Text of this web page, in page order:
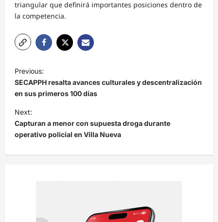
triangular que definirá importantes posiciones dentro de
la competencia.
N
a
v
e
g
a
c
Previous:
SECAPPH resalta avances culturales y descentralización
en sus primeros 100 días
Next:
Capturan a menor con supuesta droga durante
operativo policial en Villa Nueva